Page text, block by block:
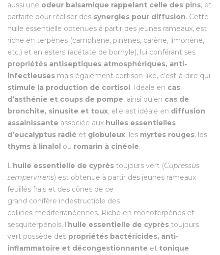
aussi une odeur balsamique rappelant celle des pins, et
parfaite pour réaliser des synergies pour diffusion. Cette
huile essentielle obtenues à partir des jeunes rameaux, est
riche en terpènes (camphène, pinènes, carène, limonène,
etc.) et en esters (acétate de bornyle), lui conférant ses
propriétés antiseptiques atmosphériques, anti-
infectieuses mais également cortison-like, c’est-à-dire qui
stimule la production de cortisol. Idéale en cas
d’asthénie et coups de pompe, ainsi qu’en cas de
bronchite, sinusite et toux, elle est idéale en diffusion
assainissante associée aux huiles essentielles
d’eucalyptus radié et globuleux, les myrtes rouges, les
thyms à linalol ou romarin à cinéole.
L’huile essentielle de cyprès toujours vert (Cupressus
sempervirens) est obtenue à partir des jeunes rameaux
feuillés frais et des cônes de ce
grand conifère indestructible des
collines méditerranéennes. Riche en monoterpènes et
sesquiterpénols, l’huile essentielle de cyprès toujours
vert possède des propriétés bactéricides, anti-
inflammatoire et décongestionnante et tonique